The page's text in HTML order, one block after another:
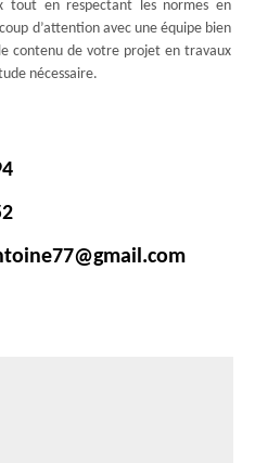
tout en respectant les normes en
d’attention avec une équipe bien
contenu de votre projet en travaux
nécessaire.